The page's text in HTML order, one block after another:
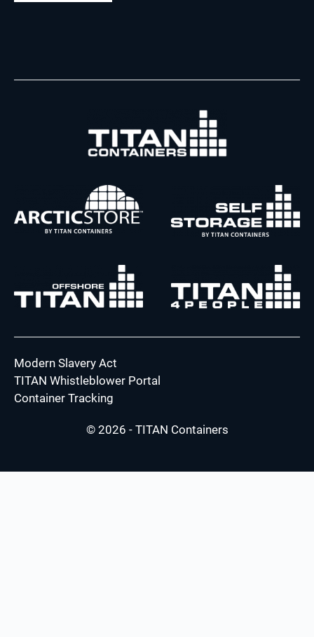
Modern Slavery Act
TITAN Whistleblower Portal
Container Tracking
© 2026 - TITAN Containers